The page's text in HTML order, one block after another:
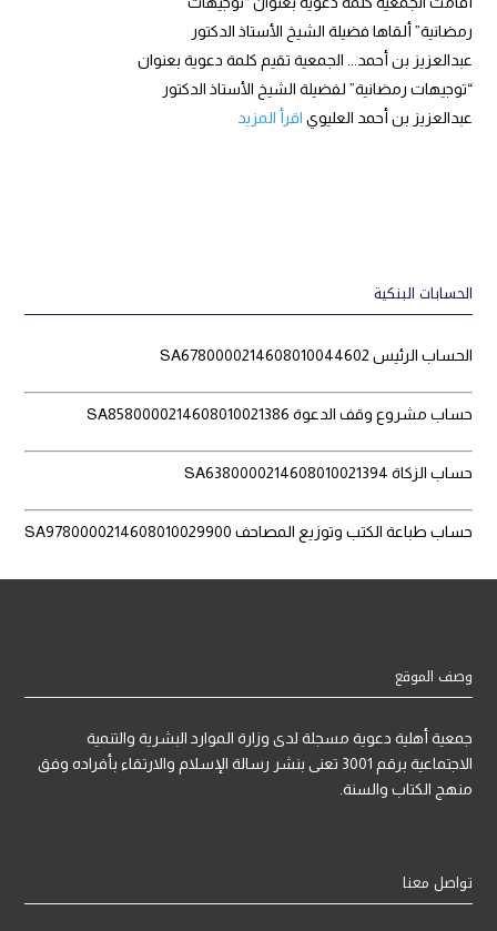
رمضانية” ألقاها فضيلة الشيخ الأستاذ الدكتور
عبدالعزيز بن أحمد... الجمعية تقيم كلمة دعوية بعنوان
“توجيهات رمضانية” لفضيلة الشيخ الأستاذ الدكتور
عبدالعزيز بن أحمد العليوي اقرأ المزيد
الحسابات البنكية
الحساب الرئيس SA6780000214608010044602
حساب مشروع وقف الدعوة SA8580000214608010021386
حساب الزكاة SA6380000214608010021394
حساب طباعة الكتب وتوزيع المصاحف SA9780000214608010029900
وصف الموقع
جمعية أهلية دعوية مسجلة لدى وزارة الموارد البشرية والتنمية
الاجتماعية برقم 3001 تعنى بنشر رسالة الإسلام والارتقاء بأفراده وفق
منهج الكتاب والسنة.
تواصل معنا